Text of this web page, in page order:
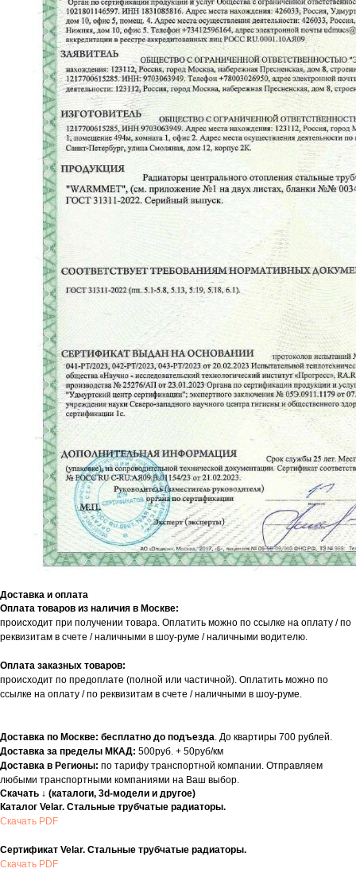
Доставка и оплата
Оплата товаров из наличия в Москве:
происходит при получении товара. Оплатить можно по ссылке на оплату / по
реквизитам в счете / наличными в шоу-руме / наличными водителю.
Оплата заказных товаров:
происходит по предоплате (полной или частичной). Оплатить можно по
ссылке на оплату / по реквизитам в счете / наличными в шоу-руме.
Доставка по Москве: бесплатно до подъезда. До квартиры 700 рублей.
Доставка за пределы МКАД: 500руб. + 50руб/км
Доставка в Регионы: по тарифу транспортной компании. Отправляем
любыми транспортными компаниями на Ваш выбор.
Скачать ↓ (каталоги, 3d-модели и другое)
Каталог Velar. Стальные трубчатые радиаторы.
Скачать PDF
Сертификат Velar. Стальные трубчатые радиаторы.
Скачать PDF